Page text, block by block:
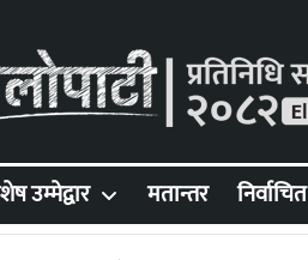
उम्मेद्वार मतान्तर निर्वाचित